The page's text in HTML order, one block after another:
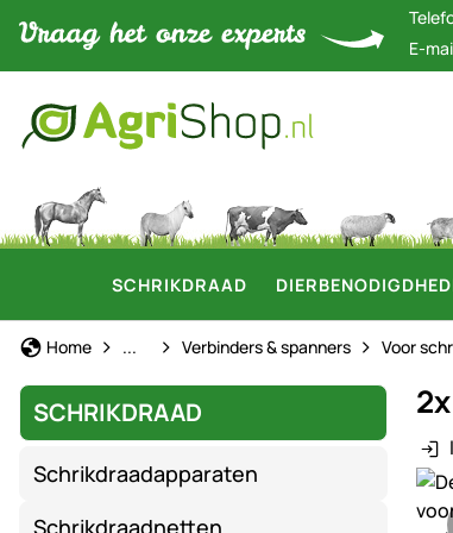
E-
SCHRIKDRAAD
Home Schrikdraad
... Verbinders & spanners Voor
SCHRIKDRAAD
Schrikdraadapparaten
Schrikdraadnetten